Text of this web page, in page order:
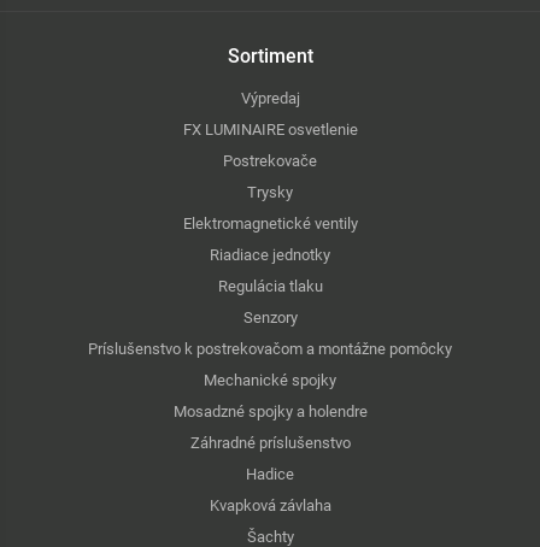
Sortiment
Výpredaj
FX LUMINAIRE osvetlenie
Postrekovače
Trysky
Elektromagnetické ventily
Riadiace jednotky
Regulácia tlaku
Senzory
Príslušenstvo k postrekovačom a montážne pomôcky
Mechanické spojky
Mosadzné spojky a holendre
Záhradné príslušenstvo
Hadice
Kvapková závlaha
Šachty